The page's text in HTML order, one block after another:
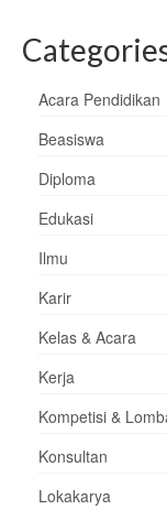
Acara Pendidikan
Beasiswa
Diploma
Edukasi
Ilmu
Karir
Kelas & Acara
Kerja
Kompetisi &
Konsultan
Lokakarya